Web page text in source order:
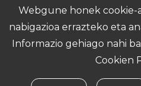
Pribatutasun politika
Webgune honek
nabigazioa errazteko eta
Informazio gehiago nahi
Cookien